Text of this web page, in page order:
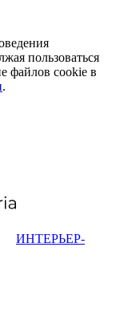
пользоваться
файлов cookie в
.
ИНТЕРЬЕР-